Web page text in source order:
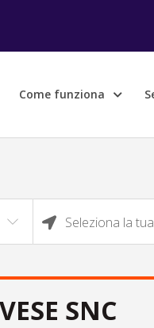
Come funziona
Seleziona la
SNC